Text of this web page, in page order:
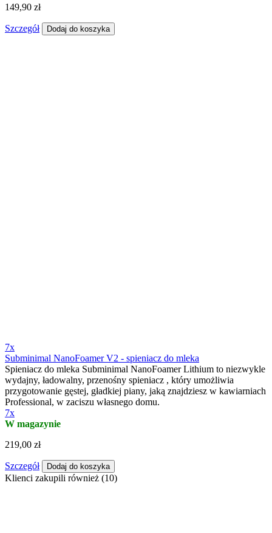
149,90 zł
Szczegół Dodaj do koszyka
7x
Subminimal NanoFoamer V2 - spieniacz do mleka
Spieniacz do mleka Subminimal NanoFoamer Lithium to niezwykle
wydajny, ładowalny, przenośny spieniacz , który umożliwia
przygotowanie gęstej, gładkiej piany, jaką znajdziesz w kawiarniach
Professional, w zaciszu własnego domu.
7x
W magazynie
219,00 zł
Szczegół Dodaj do koszyka
Klienci zakupili również (10)